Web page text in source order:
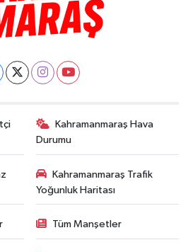
Kahramanmaraş Hava
Durumu
Kahramanmaraş Trafik
Yoğunluk Haritası
Tüm Manşetler